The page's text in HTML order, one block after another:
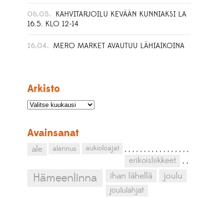
06.05. KAHVITARJOILU KEVÄÄN KUNNIAKSI LA
16.5. KLO 12-14
16.04. MERO MARKET AVAUTUU LÄHIAIKOINA
Arkisto
Avainsanat
ale ,
alennus ,
aukioloajat ,
erikoisliikkeet
,
Hämeenlinna
,
ihan lähellä
,
joulu
,
joululahjat
,,,,,,,,,,
, ,